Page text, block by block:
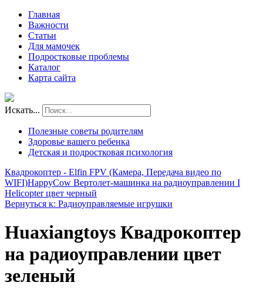
Главная
Важности
Статьи
Для мамочек
Подростковые проблемы
Каталог
Карта сайта
Искать...
Полезные советы родителям
Здоровье вашего ребенка
Детская и подростковая психология
Квадрокоптер - Elfin FPV (Камера, Передача видео по
WIFI)HappyCow Вертолет-машинка на радиоуправлении I
Helicopter цвет черный
Вернуться к: Радиоуправляемые игрушки
Huaxiangtoys Квадрокоптер
на радиоуправлении цвет
зеленый